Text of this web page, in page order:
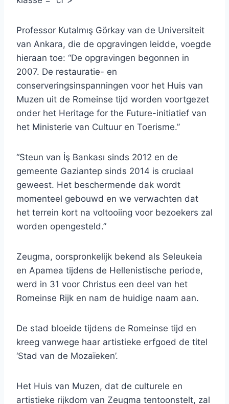
Professor Kutalmış Görkay van de Universiteit
van Ankara, die de opgravingen leidde, voegde
hieraan toe: “De opgravingen begonnen in
2007. De restauratie- en
conserveringsinspanningen voor het Huis van
Muzen uit de Romeinse tijd worden voortgezet
onder het Heritage for the Future-initiatief van
het Ministerie van Cultuur en Toerisme.”
“Steun van İş Bankası sinds 2012 en de
gemeente Gaziantep sinds 2014 is cruciaal
geweest. Het beschermende dak wordt
momenteel gebouwd en we verwachten dat
het terrein kort na voltooiing voor bezoekers zal
worden opengesteld.”
Zeugma, oorspronkelijk bekend als Seleukeia
en Apamea tijdens de Hellenistische periode,
werd in 31 voor Christus een deel van het
Romeinse Rijk en nam de huidige naam aan.
De stad bloeide tijdens de Romeinse tijd en
kreeg vanwege haar artistieke erfgoed de titel
‘Stad van de Mozaïeken’.
Het Huis van Muzen, dat de culturele en
artistieke rijkdom van Zeugma tentoonstelt, zal